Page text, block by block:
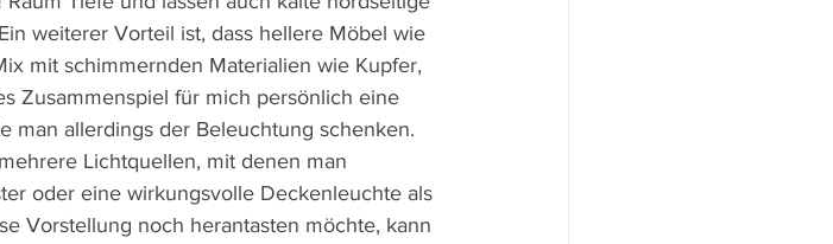
weiterer Vorteil ist, dass hellere Möbel wie
mit schimmernden Materialien wie Kupfer,
Zusammenspiel für mich persönlich eine
man allerdings der Beleuchtung schenken.
Lichtquellen, mit denen man
oder eine wirkungsvolle Deckenleuchte als
Vorstellung noch herantasten möchte, kann